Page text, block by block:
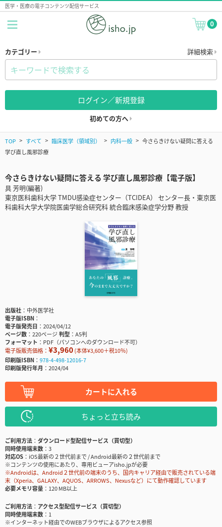
医学・医療の電子コンテンツ配信サービス
0
カテゴリー 詳細検索
ログイン／新規登録
初めての方へ
TOP すべて 臨床医学（領域別） 内科一般
今さらきけない疑問に答える
学び直し風邪診療
今さらきけない疑問に答える 学び直し風邪診療【電子版】
具 芳明(編著)
東京医科歯科大学 TMDU感染症センター（TCIDEA） センター長・東京医
科歯科大学大学院医歯学総合研究科 統合臨床感染症学分野 教授
出版社
中外医学社
電子版ISBN
電子版発売日
2024/04/12
ページ数
220ページ判型
A5判
フォーマット
PDF（パソコンへのダウンロード不可）
電子版販売価格： ¥3,960(本体¥3,600＋税10％)
印刷版ISBN
978-4-498-12016-7
印刷版発行年月
2024/04
カートに入れる
ちょっと立ち読み
ご利用方法
ダウンロード型配信サービス（買切型）
同時使用端末数
3
対応OS
iOS最新の２世代前まで / Android最新の２世代前まで
※コンテンツの使用にあたり、専用ビューアisho.jpが必要
※Androidは、Android２世代前の端末のうち、国内キャリア経由で販売されている端
末（Xperia、GALAXY、AQUOS、ARROWS、Nexusなど）にて動作確認しています
必要メモリ容量
120 MB以上
ご利用方法
アクセス型配信サービス（買切型）
同時使用端末数
1
※インターネット経由でのWEBブラウザによるアクセス参照